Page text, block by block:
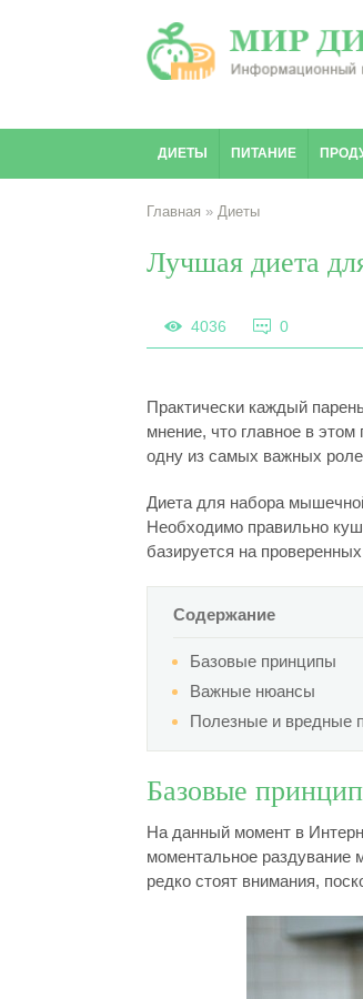
ДИЕТЫ ПИТАНИЕ
Главная » Диеты
Лучшая диета
4036 0
Практически каждый
мнение, что главное в
одну из самых важных
Диета для набора
Необходимо правильно
базируется на
Содержание
Базовые принципы
Важные нюансы
Полезные и вредные
Базовые
На данный момент в
моментальное раздувание
редко стоят внимания,